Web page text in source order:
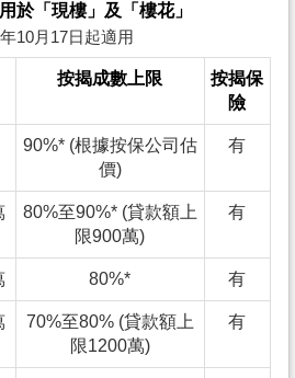
於「現樓」及「樓花」
10月17日起適用
按揭成數上限
按揭保
險
90%* (根據按保公司估
價)
有
80%至90%* (貸款額上
限900萬)
有
80%* 有
70%至80% (貸款額上
限1200萬)
有